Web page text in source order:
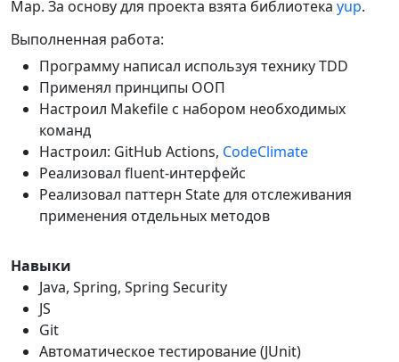
Map. За основу для проекта взята библиотека yup.
Выполненная работа:
Программу написал используя технику TDD
Применял принципы ООП
Настроил Makefile с набором необходимых
команд
Настроил: GitHub Actions, CodeClimate
Реализовал fluent-интерфейс
Реализовал паттерн State для отслеживания
применения отдельных методов
Навыки
Java, Spring, Spring Security
JS
Git
Автоматическое тестирование (JUnit)